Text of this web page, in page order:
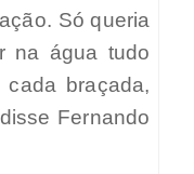
Só queria
na água tudo
braçada,
Fernando